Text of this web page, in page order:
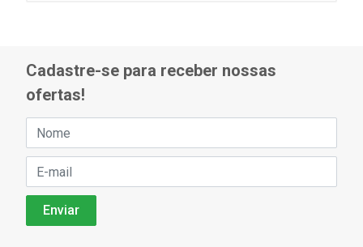
Cadastre-se para receber nossas
ofertas!